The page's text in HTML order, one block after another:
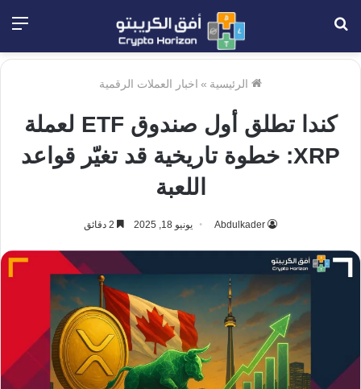
الرئيسية » اخبار العملات الرقمية
كندا تطلق أول صندوق ETF لعملة
XRP: خطوة تاريخية قد تغيّر قواعد
اللعبة
Abdulkader يونيو 18, 2025